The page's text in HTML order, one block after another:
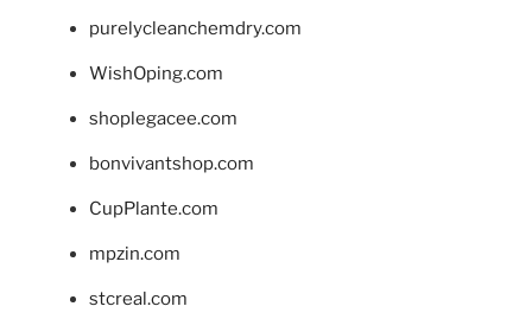
purelycleanchemdry.com
WishOping.com
shoplegacee.com
bonvivantshop.com
CupPlante.com
mpzin.com
stcreal.com